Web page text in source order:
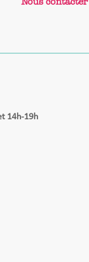
14h-19h